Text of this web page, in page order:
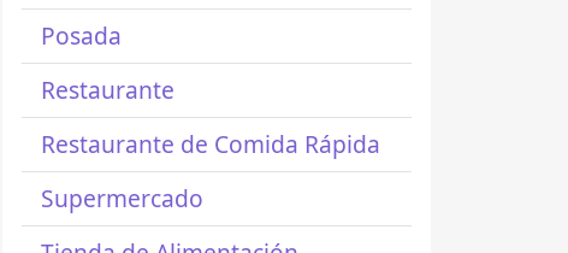
Posada
Restaurante
Restaurante de Comida Rápida
Supermercado